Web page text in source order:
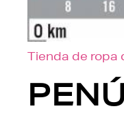
Tienda de ropa